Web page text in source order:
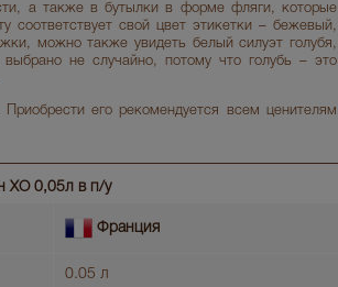
а также в бутылки в форме фляги, которые
свой цвет этикетки – бежевый,
можно также увидеть белый силуэт голубя,
не случайно, потому что голубь – это
его рекомендуется всем ценителям
ХО 0,05л в п/у
Франция
0.05 л